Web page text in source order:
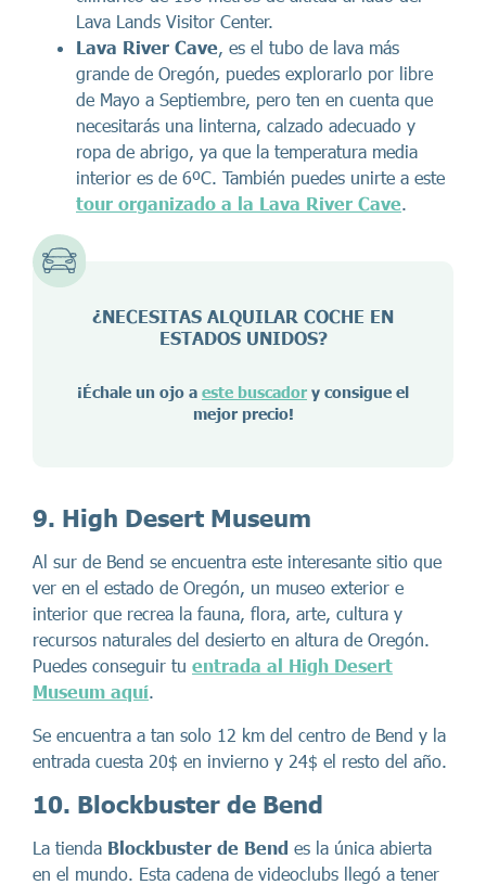
Lava Lands Visitor Center.
Lava River Cave, es el tubo de lava más
grande de Oregón, puedes explorarlo por libre
de Mayo a Septiembre, pero ten en cuenta que
necesitarás una linterna, calzado adecuado y
ropa de abrigo, ya que la temperatura media
interior es de 6ºC. También puedes unirte a este
tour organizado a la Lava River Cave.
¿NECESITAS ALQUILAR COCHE EN
ESTADOS UNIDOS?
¡Échale un ojo a este buscador y consigue el
mejor precio!
9. High Desert Museum
Al sur de Bend se encuentra este interesante sitio que
ver en el estado de Oregón, un museo exterior e
interior que recrea la fauna, flora, arte, cultura y
recursos naturales del desierto en altura de Oregón.
Puedes conseguir tu entrada al High Desert
Museum aquí.
Se encuentra a tan solo 12 km del centro de Bend y la
entrada cuesta 20$ en invierno y 24$ el resto del año.
10. Blockbuster de Bend
La tienda Blockbuster de Bend es la única abierta
en el mundo. Esta cadena de videoclubs llegó a tener